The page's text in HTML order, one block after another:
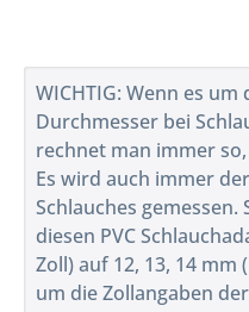
WICHTIG: Wenn es
Durchmesser bei
rechnet man immer
Es wird auch immer
Schlauches
diesen PVC
Zoll) auf 12, 13, 14 mm
um die Zollangaben